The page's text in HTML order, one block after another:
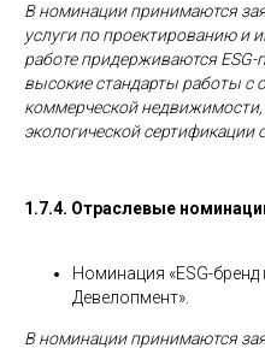
В номинации принимаются
услуги по проектированию и
работе придерживаются
высокие стандарты работы с
коммерческой
экологической
1.7.4. Отраслевые
Номинация «ESG-бренд
Девелопмент».
В номинации принимаются